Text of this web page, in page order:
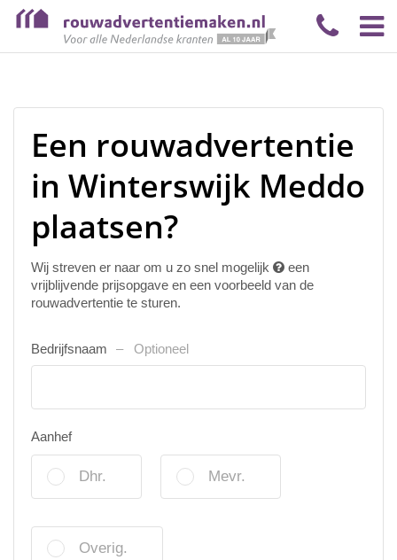
Een rouwadvertentie
in Winterswijk Meddo
plaatsen?
Wij streven er naar om u zo snel mogelijk
een
vrijblijvende prijsopgave en een voorbeeld van de
rouwadvertentie te sturen.
Bedrijfsnaam Optioneel
Aanhef
Dhr. Mevr.
Overig.